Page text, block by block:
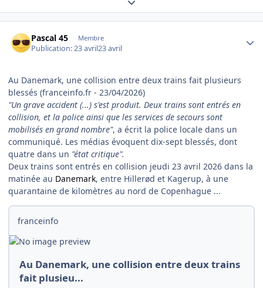
Pascal 45 Membre
Publication:23 avril23 avril
Au Danemark, une collision entre deux trains fait plusieurs
blessés (franceinfo.fr - 23/04/2026)
"Un grave accident (...) s'est produit. Deux trains sont entrés en
collision, et la police ainsi que les services de secours sont
mobilisés en grand nombre", a écrit la police locale dans un
communiqué. Les médias évoquent dix-sept blessés, dont
quatre dans un "état critique".
Deux trains sont entrés en collision jeudi 23 avril 2026 dans la
matinée au Danemark, entre Hillerød et Kagerup, à une
quarantaine de kilomètres au nord de Copenhague ...
franceinfo
Au Danemark, une collision entre deux trains
fait plusieu...